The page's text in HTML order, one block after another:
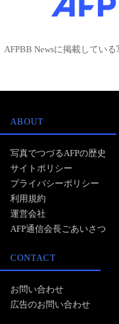
AFPBB Newsに掲載してい
ABOUT
写真でつづるAFPの歴史
サイトポリシー
プライバシーポリシー
利用規約
運営会社
AFP通信会長ごあいさつ
CONTACT
お問い合わせ
広告のお問い合わせ